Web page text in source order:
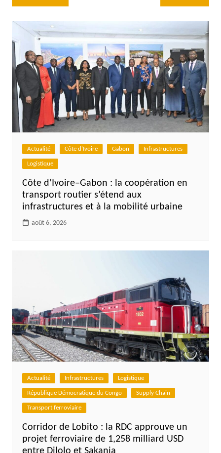
de
l’article
Actualité Côte d'Ivoire Gabon Infrastructures
Logistique
Côte d’Ivoire–Gabon : la coopération en
transport routier s’étend aux
infrastructures et à la mobilité urbaine
août 6, 2026
Actualité Infrastructures Logistique
République Démocratique du Congo Supply Chain
Transport ferroviaire
Corridor de Lobito : la RDC approuve un
projet ferroviaire de 1,258 milliard USD